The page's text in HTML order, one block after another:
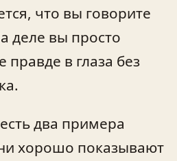
что вы говорите
деле вы просто
в глаза без
два примера
хорошо показывают